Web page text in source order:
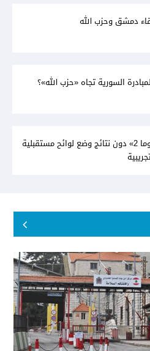
دمشق وحزب الله
السورية تجاه «حزب الله»؟
جــولة «روما 2» دون نتائج وضع لوائح مستقبلية